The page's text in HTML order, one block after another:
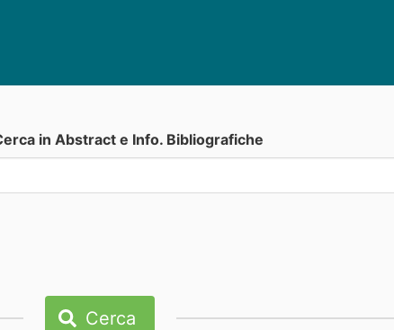
in Abstract e Info. Bibliografiche
Cerca